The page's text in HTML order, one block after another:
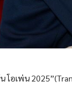
น โอเพ่น